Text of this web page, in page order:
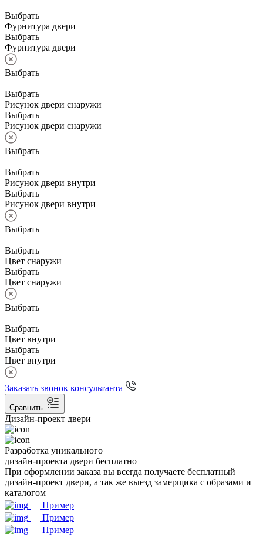
Выбрать
Фурнитура двери
Выбрать
Фурнитура двери
Выбрать
Выбрать
Рисунок двери снаружи
Выбрать
Рисунок двери снаружи
Выбрать
Выбрать
Рисунок двери внутри
Выбрать
Рисунок двери внутри
Выбрать
Выбрать
Цвет снаружи
Выбрать
Цвет снаружи
Выбрать
Выбрать
Цвет внутри
Выбрать
Цвет внутри
Заказать звонок консультанта
Сравнить
Дизайн-проект двери
Разработка уникального
дизайн-проекта двери бесплатно
При оформлении заказа вы всегда получаете бесплатный
дизайн-проект двери, а так же выезд замерщика с образами и
каталогом
Пример
Пример
Пример